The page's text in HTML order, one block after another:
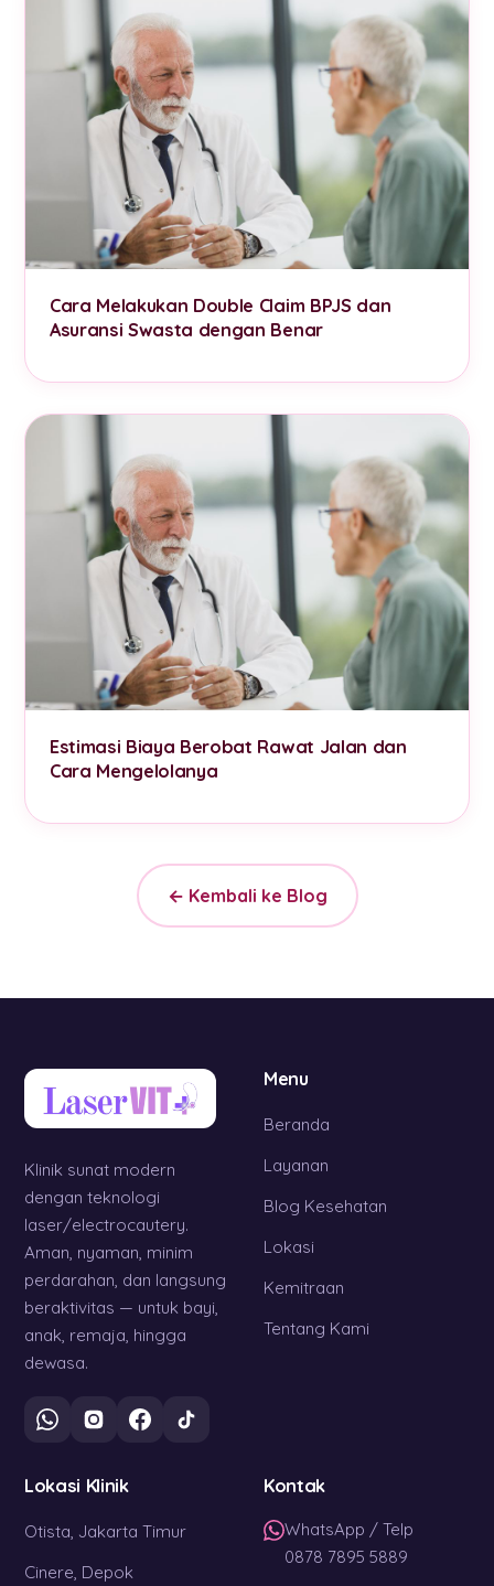
Cara Melakukan Double Claim BPJS dan
Asuransi Swasta dengan Benar
Estimasi Biaya Berobat Rawat Jalan dan
Cara Mengelolanya
← Kembali ke Blog
Klinik sunat modern
dengan teknologi
laser/electrocautery.
Aman, nyaman, minim
perdarahan, dan langsung
beraktivitas — untuk bayi,
anak, remaja, hingga
dewasa.
Menu
Beranda
Layanan
Blog Kesehatan
Lokasi
Kemitraan
Tentang Kami
Lokasi Klinik
Otista, Jakarta Timur
Cinere, Depok
Kontak
WhatsApp / Telp
0878 7895 5889